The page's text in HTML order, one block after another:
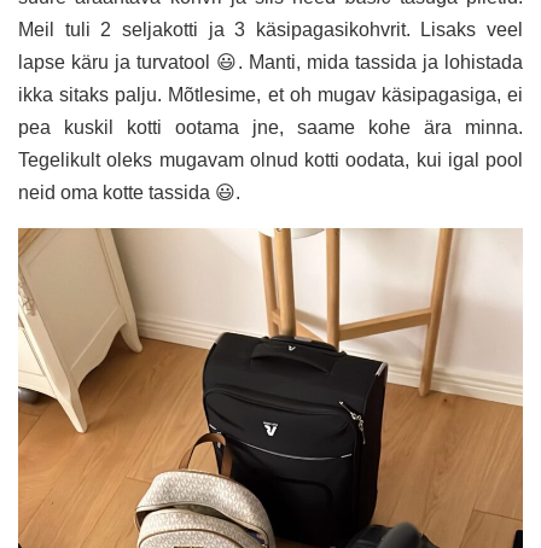
Meil tuli 2 seljakotti ja 3 käsipagasikohvrit. Lisaks veel
lapse käru ja turvatool 😃. Manti, mida tassida ja lohistada
ikka sitaks palju. Mõtlesime, et oh mugav käsipagasiga, ei
pea kuskil kotti ootama jne, saame kohe ära minna.
Tegelikult oleks mugavam olnud kotti oodata, kui igal pool
neid oma kotte tassida 😃.